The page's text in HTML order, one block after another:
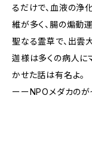
るだけで、血液の浄
維が多く、腸の煽動
聖なる霊草で、出雲
迦様は多くの病人に
かせた話は有名よ。
ーーNPOメダカのが